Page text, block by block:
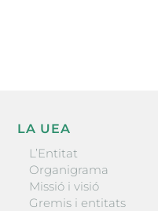
LA UEA
L’Entitat
Organigrama
Missió i visió
Gremis i entitats